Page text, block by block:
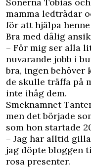
Sönerna Tobias
mamma ledtrådar
för att hjälpa
Bra med dålig
– För mig ser alla
nuvarande jobb i
bra, ingen behöver
de skulle träffa på
inte ihåg dem.
Smeknamnet
men det började
som hon startade
– Jag har alltid
jag döpte bloggen
rosa presenter.